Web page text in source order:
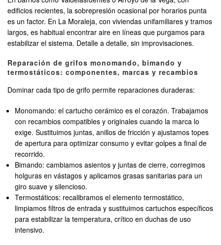
edificios recientes, la sobrepresión ocasional por horarios punta
es un factor. En La Moraleja, con viviendas unifamiliares y tramos
largos, es habitual encontrar aire en líneas que purgamos para
estabilizar el sistema. Detalle a detalle, sin improvisaciones.
Reparación de grifos monomando, bimando y
termostáticos: componentes, marcas y recambios
Dominar cada tipo de grifo permite reparaciones duraderas:
Monomando: el cartucho cerámico es el corazón. Trabajamos
con recambios compatibles y originales cuando la marca lo
exige. Sustituimos juntas, anillos de fricción y ajustamos topes
de apertura para optimizar consumo y evitar golpes a final de
recorrido.
Bimando: cambiamos asientos y juntas de cierre, corregimos
holguras en vástagos y aplicamos grasas sanitarias para un
giro suave y silencioso.
Termostáticos: recalibramos el elemento termostático,
limpiamos filtros de entrada y sustituimos cartuchos específicos
para estabilizar la temperatura, crítico en duchas de uso
intensivo.